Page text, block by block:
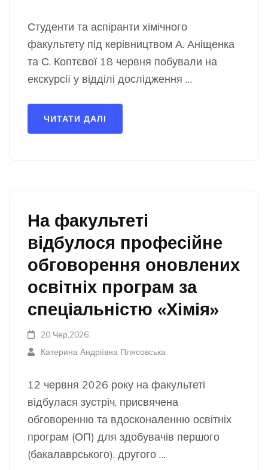
Студенти та аспіранти хімічного
факультету під керівництвом А. Аніщенка
та С. Коптєвої 18 червня побували на
екскурсії у відділі дослідження …
ЧИТАТИ ДАЛІ
На факультеті
відбулося професійне
обговорення оновлених
освітніх програм за
спеціальністю «Хімія»
20 Чер,2026
Катерина Андріївна Плясовська
12 червня 2026 року на факультеті
відбулася зустріч, присвячена
обговоренню та вдосконаленню освітніх
програм (ОП) для здобувачів першого
(бакалаврського), другого …